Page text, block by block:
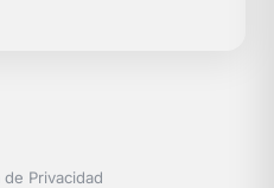
de Privacidad